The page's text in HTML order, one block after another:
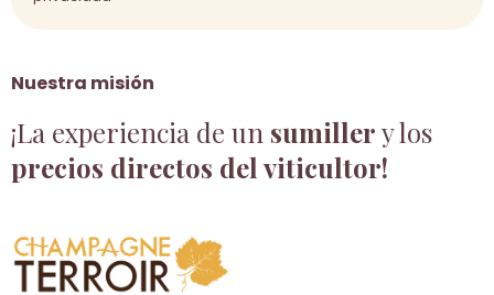
Nuestra misión
¡La experiencia de un sumillery los
precios directos del viticultor!